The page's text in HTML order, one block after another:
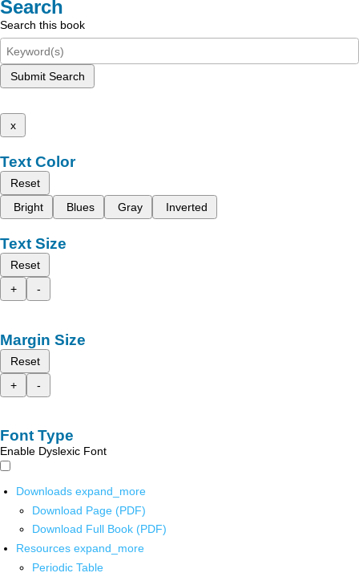
Search
Search this book
Submit Search
x
Text Color
Reset
Bright
Blues Gray Inverted
Text Size
Reset
+
-
Margin Size
Reset
+
-
Font Type
Enable Dyslexic Font
Downloads expand_more
Download Page (PDF)
Download Full Book (PDF)
Resources expand_more
Periodic Table